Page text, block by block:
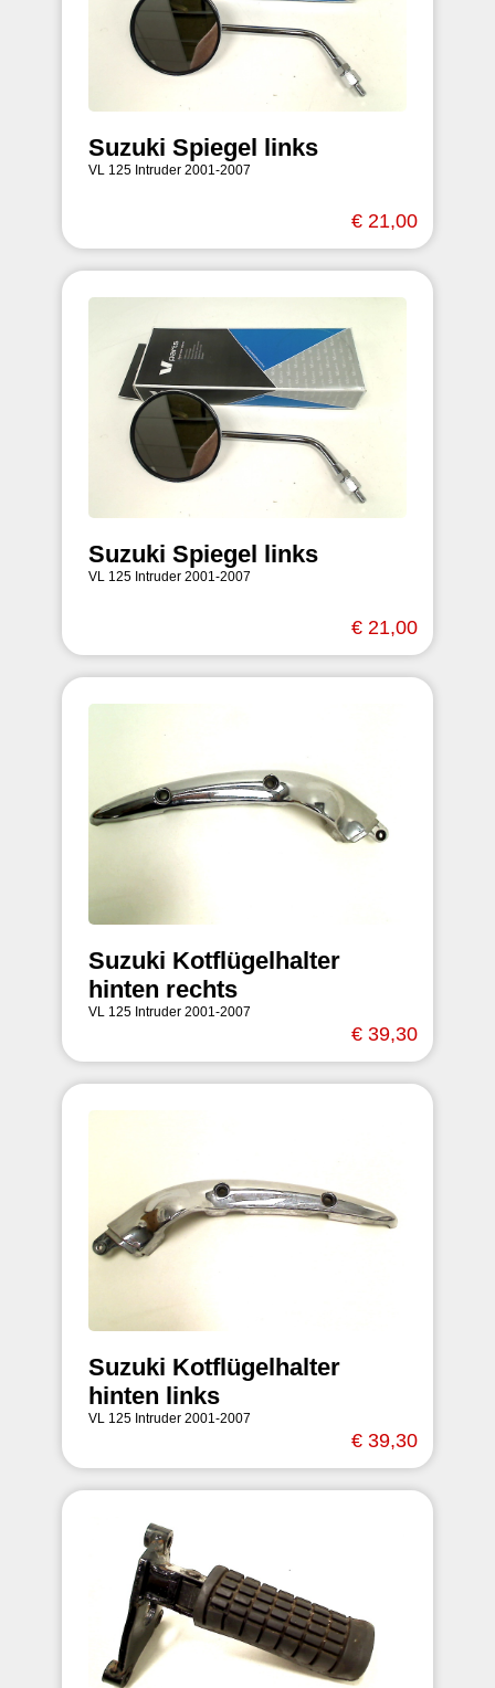
Suzuki Spiegel links
VL 125 Intruder 2001-2007
€ 21,00
Suzuki Spiegel links
VL 125 Intruder 2001-2007
€ 21,00
Suzuki Kotflügelhalter
hinten rechts
VL 125 Intruder 2001-2007
€ 39,30
Suzuki Kotflügelhalter
hinten links
VL 125 Intruder 2001-2007
€ 39,30